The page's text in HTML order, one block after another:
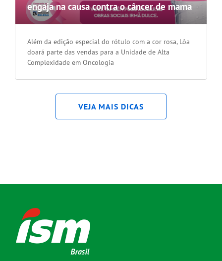
engaja na causa contra o câncer de mama
Além da edição especial do rótulo com a cor rosa, Lôa
doará parte das vendas para a Unidade de Alta
Complexidade em Oncologia
VEJA MAIS DICAS